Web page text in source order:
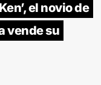
el novio de
vende su